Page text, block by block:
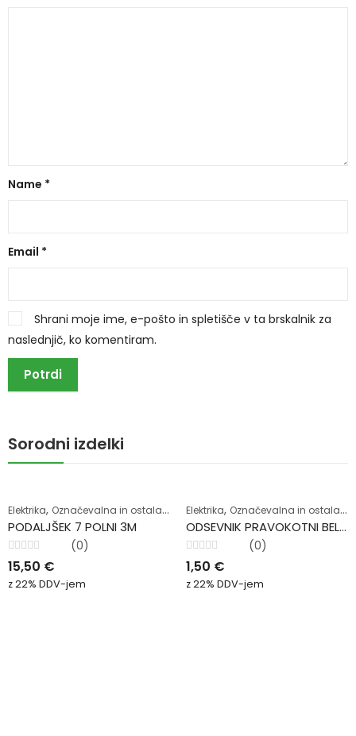
Name *
Email *
Shrani moje ime, e-pošto in spletišče v ta brskalnik za
naslednjič, ko komentiram.
Sorodni izdelki
Elektrika, Označevalna in ostala oprema
PODALJŠEK 7 POLNI 3M
Ocenjeno
0
od
5
(0)
15,50 €
z 22% DDV-jem
Elektrika, Označevalna in ostala oprema
ODSEVNIK PRAVOKOTNI BELI SAMOLEPILNI
Ocenjeno
0
od
5
(0)
1,50 €
z 22% DDV-jem